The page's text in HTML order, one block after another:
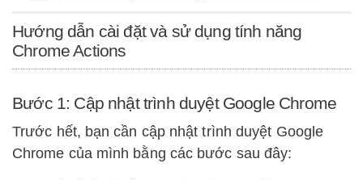
Hướng dẫn cài đặt và sử dụng tính năng
Chrome Actions
Bước 1: Cập nhật trình duyệt Google Chrome
Trước hết, bạn cần cập nhật trình duyệt Google
Chrome của mình bằng các bước sau đây: